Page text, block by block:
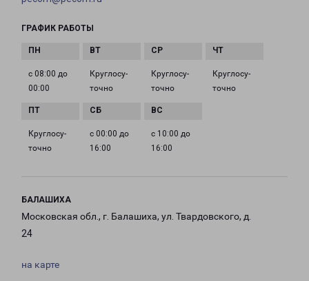
ГРАФИК РАБОТЫ
с 08:00 до
00:00
Круглосу­
точно
Круглосу­
точно
Круглосу­
точно
Круглосу­
точно
с 00:00 до
16:00
с 10:00 до
16:00
БАЛАШИХА
Московская обл., г. Балашиха, ул. Твардовского, д.
24
на карте